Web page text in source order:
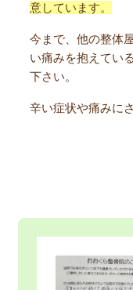
意しています。
今まで、他の整体
い痛みを抱えてい
下さい。
辛い症状や痛みに